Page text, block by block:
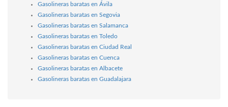
Gasolineras baratas en Ávila
Gasolineras baratas en Segovia
Gasolineras baratas en Salamanca
Gasolineras baratas en Toledo
Gasolineras baratas en Ciudad Real
Gasolineras baratas en Cuenca
Gasolineras baratas en Albacete
Gasolineras baratas en Guadalajara